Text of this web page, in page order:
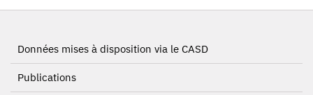
Données mises à disposition via le CASD
Publications